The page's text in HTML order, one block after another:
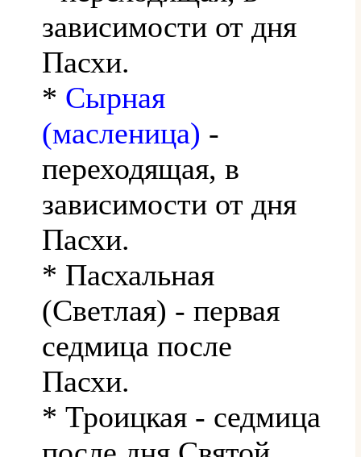
зависимости от дня
Пасхи.
* Сырная
(масленица) -
переходящая, в
зависимости от дня
Пасхи.
* Пасхальная
(Светлая) - первая
седмица после
Пасхи.
* Троицкая - седмица